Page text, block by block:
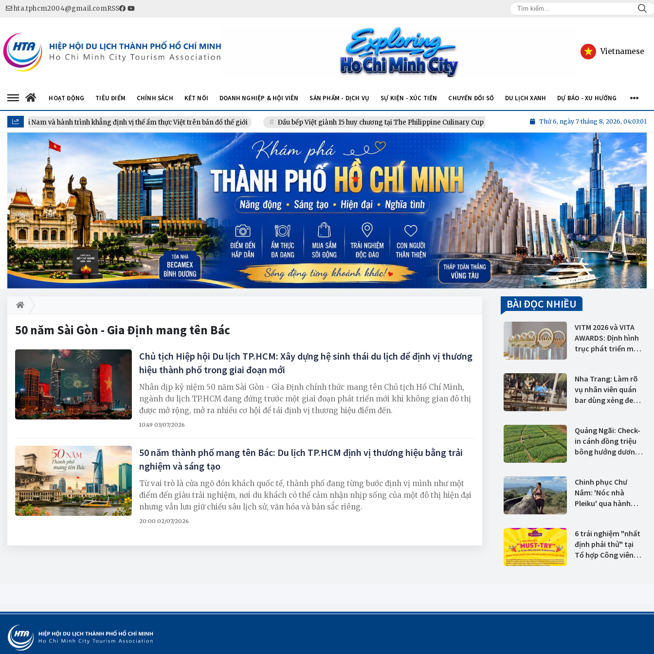
hta.tphcm2004@gmail.comRSS
Vietnamese
Nam và hành trình khẳng định vị thế ẩm thực Việt trên bản đồ thế giới Đầu bếp Việt giành 15 huy chương tại The Philippine Culinary Cup 2026 Chef Lê Thị Kiều Oanh: "Các đầu bếp Việt
Thứ 6, ngày 7 tháng 8, 2026, 04:03:01
HOẠT ĐỘNG TIÊU ĐIỂM CHÍNH SÁCH KẾT NỐI DOANH NGHIỆP & HỘI VIÊN SẢN PHẨM - DỊCH VỤ SỰ KIỆN - XÚC TIẾN CHUYỂN ĐỔI SỐ DU LỊCH XANH DỰ BÁO - XU HƯỚNG
50 năm Sài Gòn - Gia Định mang tên Bác
Chủ tịch Hiệp hội Du lịch TP.HCM: Xây dựng hệ sinh thái du lịch để định vị thương
hiệu thành phố trong giai đoạn mới
Nhân dịp kỷ niệm 50 năm Sài Gòn - Gia Định chính thức mang tên Chủ tịch Hồ Chí Minh,
ngành du lịch TP.HCM đang đứng trước một giai đoạn phát triển mới khi không gian đô thị
được mở rộng, mở ra nhiều cơ hội để tái định vị thương hiệu điểm đến.
10:49 03/07/2026
50 năm thành phố mang tên Bác: Du lịch TP.HCM định vị thương hiệu bằng trải
nghiệm và sáng tạo
Từ vai trò là cửa ngõ đón khách quốc tế, thành phố đang từng bước định vị mình như một
điểm đến giàu trải nghiệm, nơi du khách có thể cảm nhận nhịp sống của một đô thị hiện đại
nhưng vẫn lưu giữ chiều sâu lịch sử, văn hóa và bản sắc riêng.
20:00 02/07/2026
BÀI ĐỌC NHIỀU
VITM 2026 và VITA
AWARDS: Định hình
trục phát triển mới
nguyên số và tăng
trưởng xanh
Nha Trang: Làm rõ
vụ nhân viên quán
bar dùng xẻng đe
Quảng Ngãi: Check-
in cánh đồng triệu
bông hướng dương
Chinh phục Chư
Nâm: 'Nóc nhà
Pleiku' qua hành
Thùy
6 trải nghiệm "nhất
định phải thử" tại
Tổ hợp Công viên